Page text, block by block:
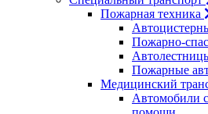
Пожарная техника
Пожарно-
Пожарные
Медицинский
Автомобили